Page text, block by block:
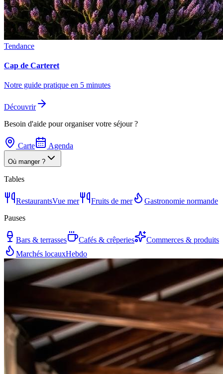
Tendance
Cap de Carteret
Notre guide pratique en 5 minutes
Découvrir
Besoin d'aide pour organiser votre séjour ?
Carte Agenda
Où manger ?
Tables
RestaurantsVue mer Fruits de mer
Gastronomie normande
Pauses
Bars & terrasses Cafés & crêperies
Commerces & produits
Marchés locauxHebdo